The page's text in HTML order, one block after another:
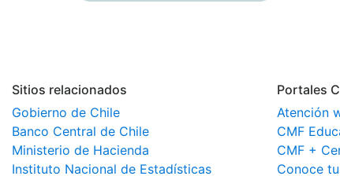
Sitios relacionados
Gobierno de Chile
Banco Central de Chile
Ministerio de Hacienda
Instituto Nacional de Estadísticas
Portales
Atención
CMF
CMF +
Conoce